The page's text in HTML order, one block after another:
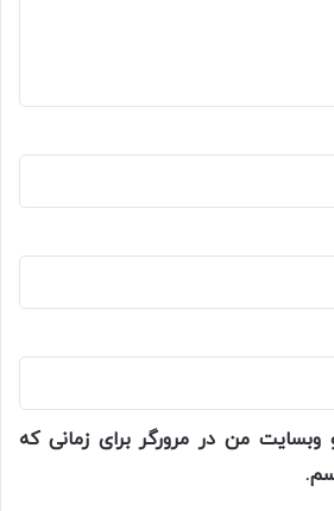
وبسایت من در مرورگر برای زمانی که